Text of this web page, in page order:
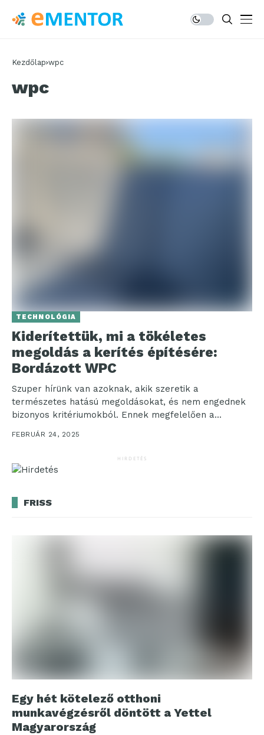
Kezdőlap wpc
wpc
TECHNOLÓGIA
Kiderítettük, mi a tökéletes
megoldás a kerítés építésére:
Bordázott WPC
Szuper hírünk van azoknak, akik szeretik a
természetes hatású megoldásokat, és nem engednek
bizonyos kritériumokból. Ennek megfelelően a
kerítések témájában lavírozva beszéljünk egy...
FEBRUÁR 24, 2025
HIRDETÉS
FRISS
Egy hét kötelező otthoni
munkavégzésről döntött a Yettel
Magyarország